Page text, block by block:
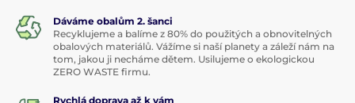
Dáváme obalům 2. šanci
Recyklujeme a balíme z 80% do použitých a obnovitelných
obalových materiálů. Vážíme si naší planety a záleží nám na
tom, jakou ji necháme dětem. Usilujeme o ekologickou
ZERO WASTE firmu.
Rychlá doprava až k vám